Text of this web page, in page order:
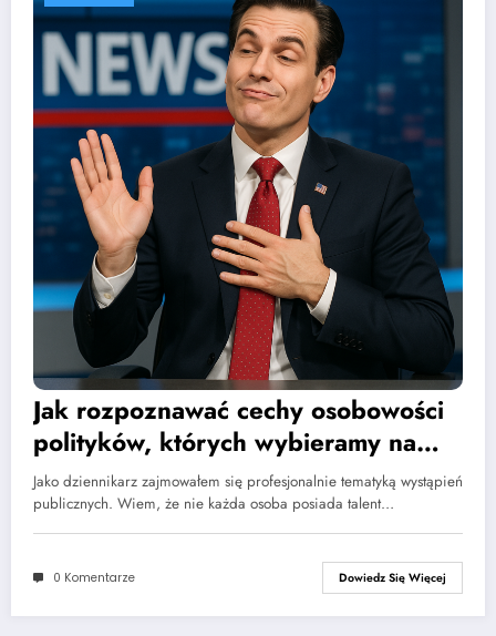
Jak rozpoznawać cechy osobowości
polityków, których wybieramy na
ważne urzędy?
Jako dziennikarz zajmowałem się profesjonalnie tematyką wystąpień
publicznych. Wiem, że nie każda osoba posiada talent…
0 Komentarze Dowiedz Się Więcej